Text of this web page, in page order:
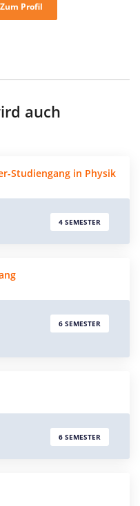
Zum Profil
auch
Studiengang in Physik
4 SEMESTER
6 SEMESTER
6 SEMESTER